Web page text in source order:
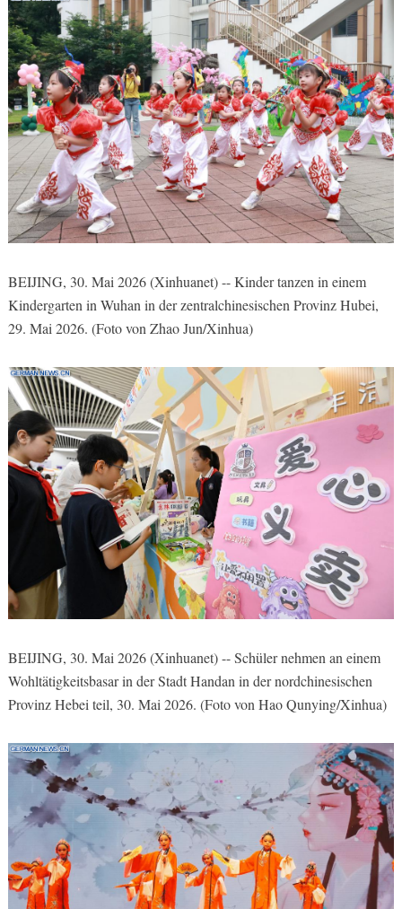
BEIJING, 30. Mai 2026 (Xinhuanet) -- Kinder tanzen in einem
Kindergarten in Wuhan in der zentralchinesischen Provinz Hubei,
29. Mai 2026. (Foto von Zhao Jun/Xinhua)
BEIJING, 30. Mai 2026 (Xinhuanet) -- Schüler nehmen an einem
Wohltätigkeitsbasar in der Stadt Handan in der nordchinesischen
Provinz Hebei teil, 30. Mai 2026. (Foto von Hao Qunying/Xinhua)